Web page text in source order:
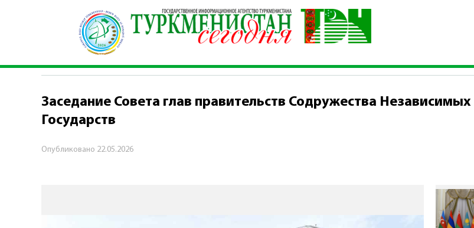
\ Политика \ Заседание Совета глав правительств Содружества Независимых Государств
ПОЛИТИКА
Заседание Совета глав правительств Содружества Независимых
Государств
Опубликовано 22.05.2026